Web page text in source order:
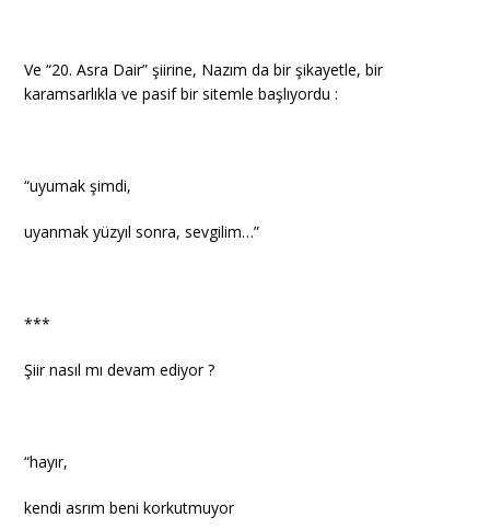
Ve “20. Asra Dair” şiirine, Nazım da bir şikayetle, bir
karamsarlıkla ve pasif bir sitemle başlıyordu :
“uyumak şimdi,
uyanmak yüzyıl sonra, sevgilim…”
***
Şiir nasıl mı devam ediyor ?
“hayır,
kendi asrım beni korkutmuyor